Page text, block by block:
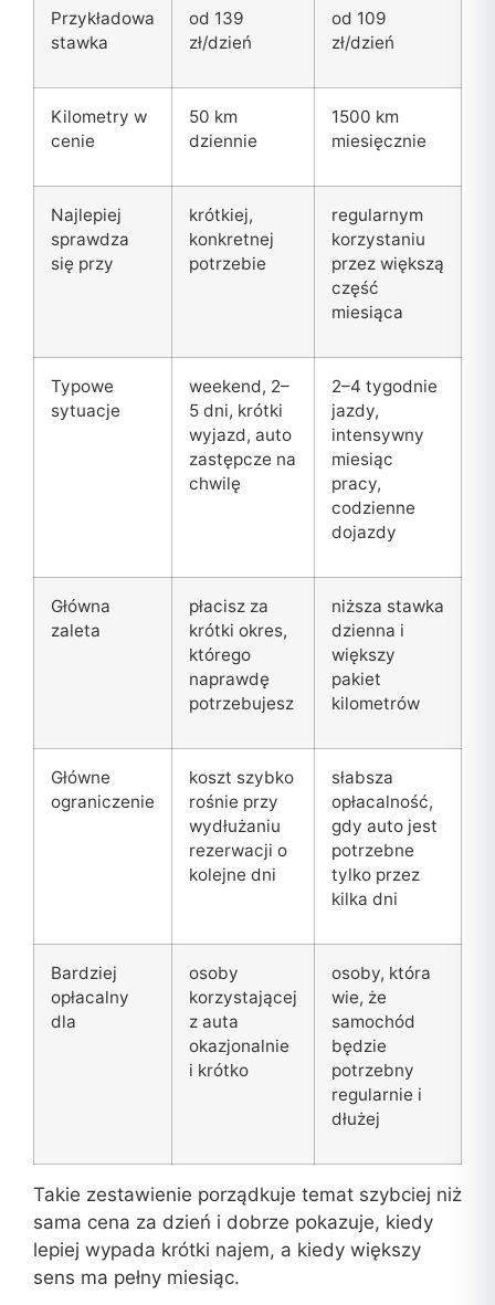
Przykładowa
stawka
od 139
zł/dzień
od 109
zł/dzień
Kilometry w
cenie
50 km
dziennie
1500 km
miesięcznie
Najlepiej
sprawdza
się przy
krótkiej,
konkretnej
potrzebie
regularnym
korzystaniu
przez większą
część
miesiąca
Typowe
sytuacje
weekend, 2–
5 dni, krótki
wyjazd, auto
zastępcze na
chwilę
2–4 tygodnie
jazdy,
intensywny
miesiąc
pracy,
codzienne
dojazdy
Główna
zaleta
płacisz za
krótki okres,
którego
naprawdę
potrzebujesz
niższa stawka
dzienna i
większy
pakiet
kilometrów
Główne
ograniczenie
koszt szybko
rośnie przy
wydłużaniu
rezerwacji o
kolejne dni
słabsza
opłacalność,
gdy auto jest
potrzebne
tylko przez
kilka dni
Bardziej
opłacalny
dla
osoby
korzystającej
z auta
okazjonalnie
i krótko
osoby, która
wie, że
samochód
będzie
potrzebny
regularnie i
dłużej
Takie zestawienie porządkuje temat szybciej niż
sama cena za dzień i dobrze pokazuje, kiedy
lepiej wypada krótki najem, a kiedy większy
sens ma pełny miesiąc.